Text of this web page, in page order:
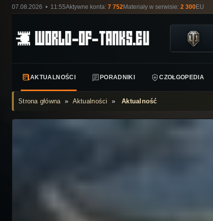
07.08.2026 • 11:55Aktywne konta: 7 752Materiały w serwisie: 2 300EU
AKTUALNOŚCI PORADNIKI CZOŁGOPEDIA
Strona główna» Aktualności »Aktualność